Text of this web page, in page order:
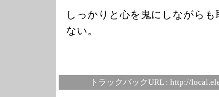
しっかりと心を鬼にしながら
ない。
トラックバックURL : http://